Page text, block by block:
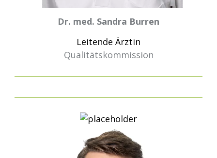
Dr. med. Sandra Burren
Leitende Ärztin
Qualitätskommission